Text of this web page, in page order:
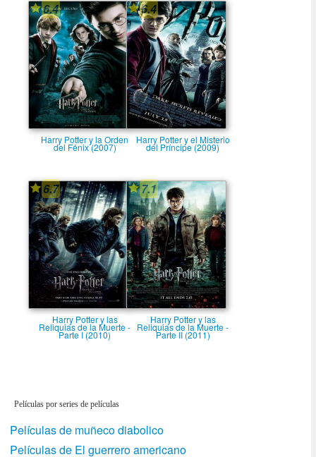
6.4
Harry Potter y la Orden
del Fénix (2007)
6.4
Harry Potter y el Misterio
del Prí­ncipe (2009)
6.7
Harry Potter y las
Reliquias de la Muerte -
Parte I (2010)
7.1
Harry Potter y las
Reliquias de la Muerte -
Parte II (2011)
Películas por series de películas
Películas de muñeco diabolico
Películas de El guerrero americano